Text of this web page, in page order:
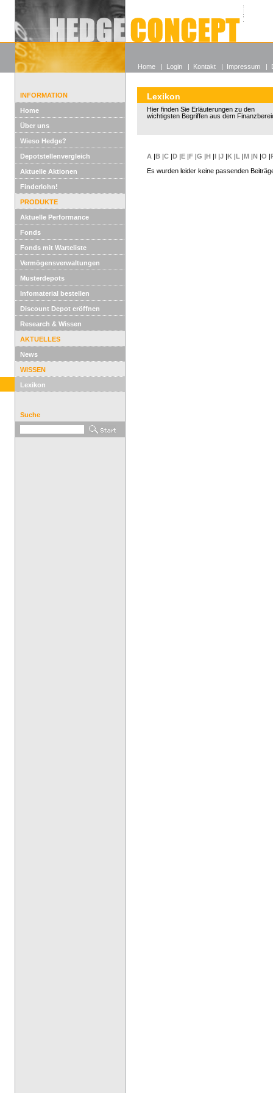
Alle
Wieso
INFORMATION
Home
Über uns
Wieso Hedge?
Depotstellenvergleich
Aktuelle Aktionen
Finderlohn!
PRODUKTE
Aktuelle Performance
Fonds
Fonds mit Warteliste
Vermögensverwaltungen
Musterdepots
Infomaterial bestellen
Discount Depot eröffnen
Research & Wissen
AKTUELLES
News
WISSEN
Lexikon
Suche
Lexikon
Hier finden Sie Erläuterungen zu den
wichtigsten Begriffen aus dem
A |B |C |D |E |F |G |H |I |J |K |L |M |N |O |
Es wurden leider keine passenden
Home | Login | Kontakt | Impressum |